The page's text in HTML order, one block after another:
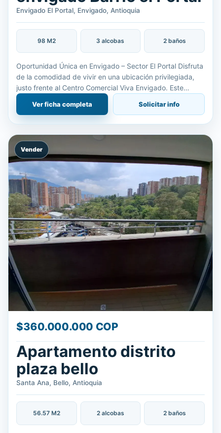
Envigado El Portal, Envigado, Antioquia
98 M2 3 alcobas 2 baños
Oportunidad Única en Envigado – Sector El Portal Disfruta
de la comodidad de vivir en una ubicación privilegiada,
justo frente al Centro Comercial Viva Envigado. Este
espacioso apartamento en el tercer piso combina ampli
Ver ficha completa Solicitar info
Vender
Apartamento distrito
plaza bello
Santa Ana, Bello, Antioquia
$360.000.000 COP
56.57 M2 2 alcobas 2 baños